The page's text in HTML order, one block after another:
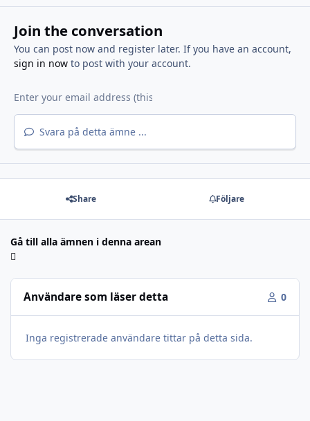
Join the conversation
You can post now and register later. If you have an account,
sign in nowto post with your account.
Svara på detta ämne ...
Share Följare
Gå till alla ämnen i denna arean
Användare som läser detta 0
Inga registrerade användare tittar på detta sida.